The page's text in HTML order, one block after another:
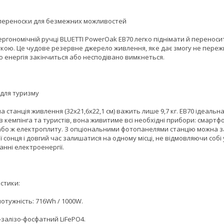
для безмежних можливостей
ручці BLUETTI PowerOak EB70 легко піднімати й
Це чудове резервне джерело живлення, яке дає змогу не
енергія закінчиться або несподівано вимкнеться.
туризму
станція живлення (32х21,6х22,1 см) важить лише 9,7 кг. EB70
кемпінга та туристів, вона живитиме всі необхідні прибори:
ж електроплиту. З опціональними фотопанелями станцію можна
сонця і довгий час залишатися на одному місці, не відмовляючи собі
електроенергії.
716Wh / 1000W.
залізо-фосфатний LiFePO4.